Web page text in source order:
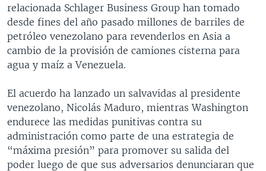
relacionada Schlager Business Group han tomado
desde fines del año pasado millones de barriles de
petróleo venezolano para revenderlos en Asia a
cambio de la provisión de camiones cisterna para
agua y maíz a Venezuela.
El acuerdo ha lanzado un salvavidas al presidente
venezolano, Nicolás Maduro, mientras Washington
endurece las medidas punitivas contra su
administración como parte de una estrategia de
“máxima presión” para promover su salida del
poder luego de que sus adversarios denunciaran que